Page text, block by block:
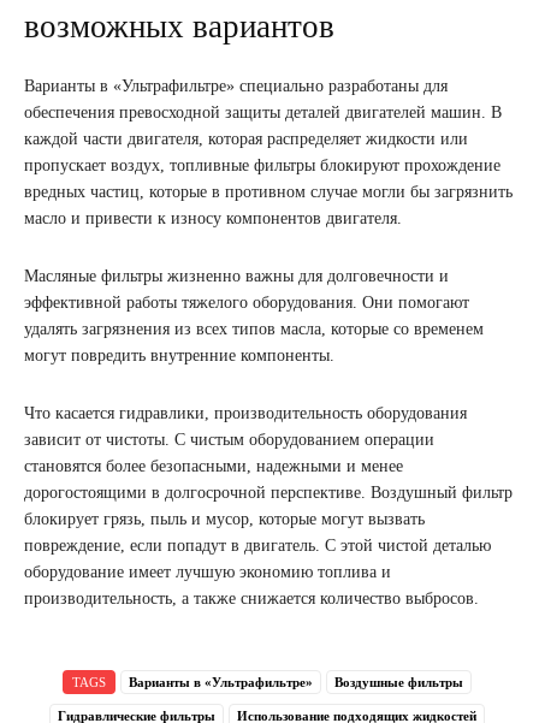
возможных вариантов
Варианты в «Ультрафильтре» специально разработаны для
обеспечения превосходной защиты деталей двигателей машин. В
каждой части двигателя, которая распределяет жидкости или
пропускает воздух, топливные фильтры блокируют прохождение
вредных частиц, которые в противном случае могли бы загрязнить
масло и привести к износу компонентов двигателя.
Масляные фильтры жизненно важны для долговечности и
эффективной работы тяжелого оборудования. Они помогают
удалять загрязнения из всех типов масла, которые со временем
могут повредить внутренние компоненты.
Что касается гидравлики, производительность оборудования
зависит от чистоты. С чистым оборудованием операции
становятся более безопасными, надежными и менее
дорогостоящими в долгосрочной перспективе. Воздушный фильтр
блокирует грязь, пыль и мусор, которые могут вызвать
повреждение, если попадут в двигатель. С этой чистой деталью
оборудование имеет лучшую экономию топлива и
производительность, а также снижается количество выбросов.
TAGS Варианты в «Ультрафильтре» Воздушные фильтры
Гидравлические фильтры Использование подходящих жидкостей